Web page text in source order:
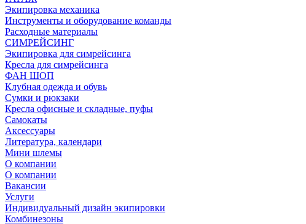
Экипировка механика
Инструменты и оборудование команды
Расходные материалы
СИМРЕЙСИНГ
Экипировка для симрейсинга
Кресла для симрейсинга
ФАН ШОП
Клубная одежда и обувь
Сумки и рюкзаки
Кресла офисные и складные, пуфы
Самокаты
Аксессуары
Литература, календари
Мини шлемы
О компании
О компании
Вакансии
Услуги
Индивидуальный дизайн экипировки
Комбинезоны